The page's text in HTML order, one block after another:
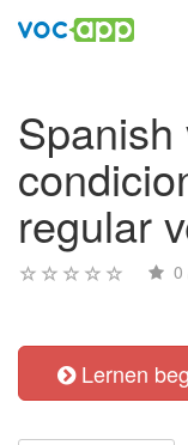
regular
0
Lernen